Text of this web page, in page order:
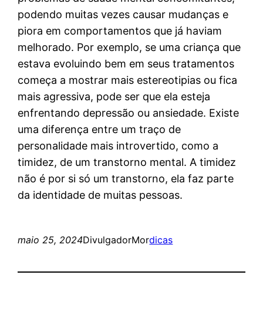
podendo muitas vezes causar mudanças e
piora em comportamentos que já haviam
melhorado. Por exemplo, se uma criança que
estava evoluindo bem em seus tratamentos
começa a mostrar mais estereotipias ou fica
mais agressiva, pode ser que ela esteja
enfrentando depressão ou ansiedade. Existe
uma diferença entre um traço de
personalidade mais introvertido, como a
timidez, de um transtorno mental. A timidez
não é por si só um transtorno, ela faz parte
da identidade de muitas pessoas.
maio 25, 2024DivulgadorMordicas